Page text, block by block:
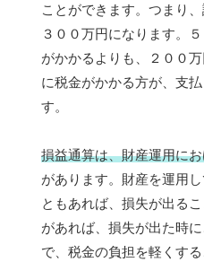
ことができます。つまり
３００万円になります。
がかかるよりも、２００
に税金がかかる方が、支
す。
損益通算は、財産運用に
があります。財産を運用
ともあれば、損失が出る
があれば、損失が出た時
で、税金の負担を軽くす